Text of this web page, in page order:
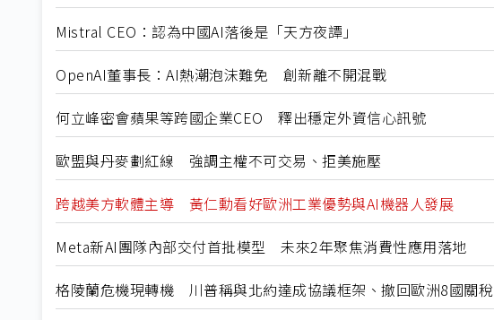
Mistral CEO：認為中國AI落後是「天方夜譚」
OpenAI董事長：AI熱潮泡沫難免 創新離不開混戰
何立峰密會蘋果等跨國企業CEO 釋出穩定外資信心訊號
歐盟與丹麥劃紅線 強調主權不可交易、拒美施壓
跨越美方軟體主導 黃仁勳看好歐洲工業優勢與AI機器人發展
Meta新AI團隊內部交付首批模型 未來2年聚焦消費性應用落地
格陵蘭危機現轉機 川普稱與北約達成協議框架、撤回歐洲8國關稅